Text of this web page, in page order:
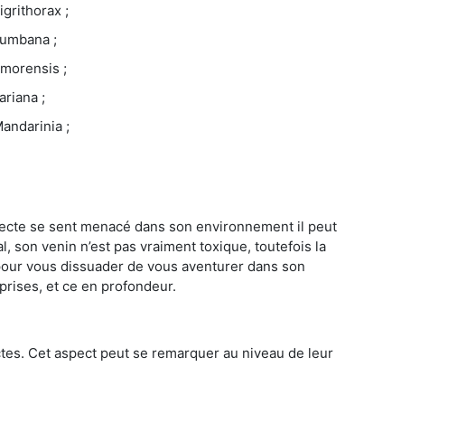
;
;
;
;
;
se sent menacé dans son environnement il peut
son venin n’est pas vraiment toxique, toutefois la
vous dissuader de vous aventurer dans son
et ce en profondeur.
Cet aspect peut se remarquer au niveau de leur